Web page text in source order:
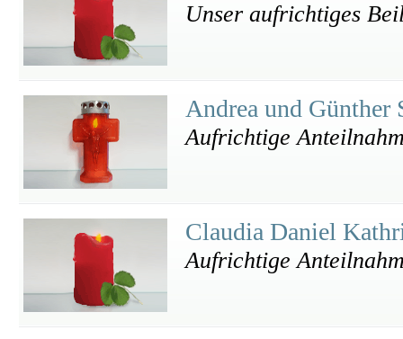
Unser aufrichtiges
Andrea und Günther
Aufrichtige
Claudia Daniel
Aufrichtige